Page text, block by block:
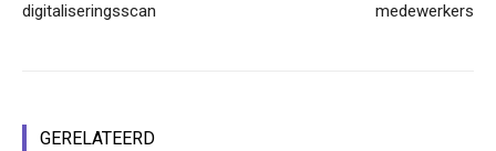
digitaliseringsscan
medewerkers
GERELATEERD